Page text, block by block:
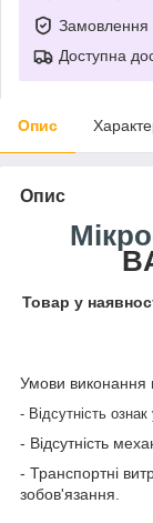
Замовлення
Доступна
Опис
Опис
Товар у
Умови виконання
- Відсутність
- Відсутність
- Транспортні
зобов'язання.